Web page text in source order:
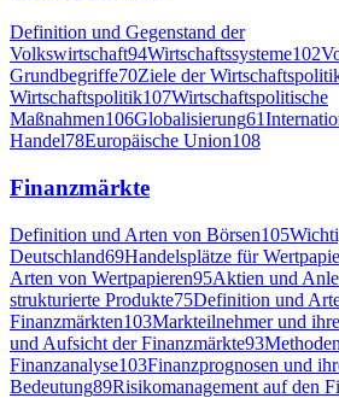
Definition und Gegenstand der
Volkswirtschaft94Wirtschaftssysteme102
Grundbegriffe70Ziele der
Wirtschaftspolitik107Wirtschaftspolitische
Maßnahmen106Globalisierung61
Handel78Europäische Union108
Finanzmärkte
Definition und Arten von Börsen105
Deutschland69Handelsplätze für
Arten von Wertpapieren95Aktien und
strukturierte Produkte75Definition und
Finanzmärkten103Markteilnehmer und
und Aufsicht der Finanzmärkte93
Finanzanalyse103Finanzprognosen und
Bedeutung89Risikomanagement auf den